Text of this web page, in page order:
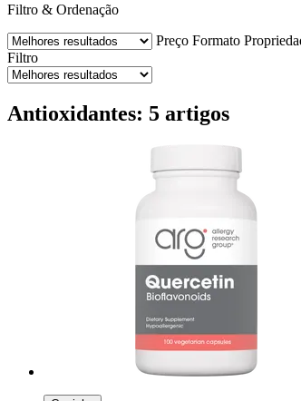
Filtro & Ordenação
Preço Formato
Filtro
Antioxidantes: 5 artigos